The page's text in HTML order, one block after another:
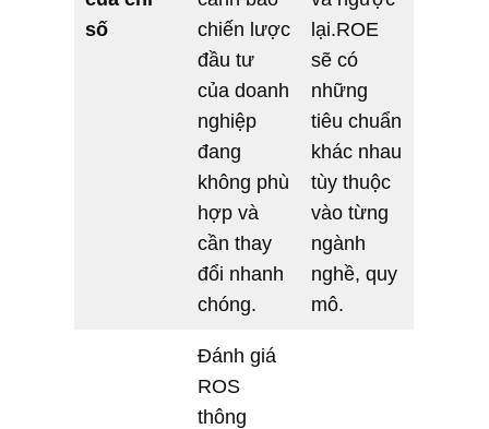
số
chiến lược
đầu tư
của doanh
nghiệp
đang
không phù
hợp và
cần thay
đổi nhanh
chóng.
lại.ROE
sẽ có
những
tiêu chuẩn
khác nhau
tùy thuộc
vào từng
ngành
nghề, quy
mô.
Đánh giá
ROS
thông